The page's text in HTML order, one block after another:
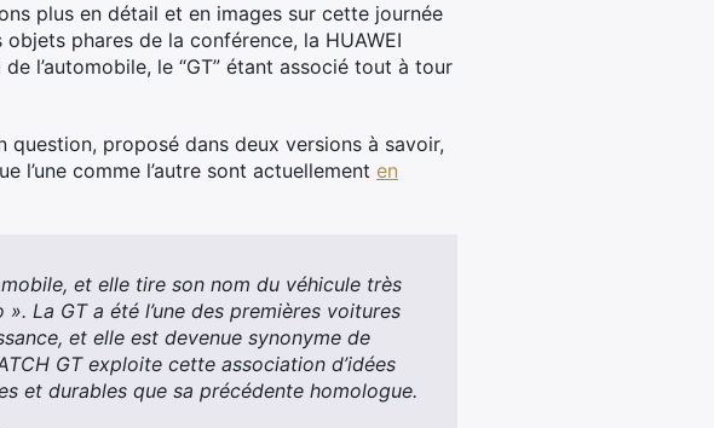
plus en détail et en images sur cette journée
phares de la conférence, la HUAWEI
l’automobile, le “GT” étant associé tout à tour
proposé dans deux versions à savoir,
l’une comme l’autre sont actuellement en
et elle tire son nom du véhicule très
La GT a été l’une des premières voitures
et elle est devenue synonyme de
GT exploite cette association d’idées
et durables que sa précédente homologue.